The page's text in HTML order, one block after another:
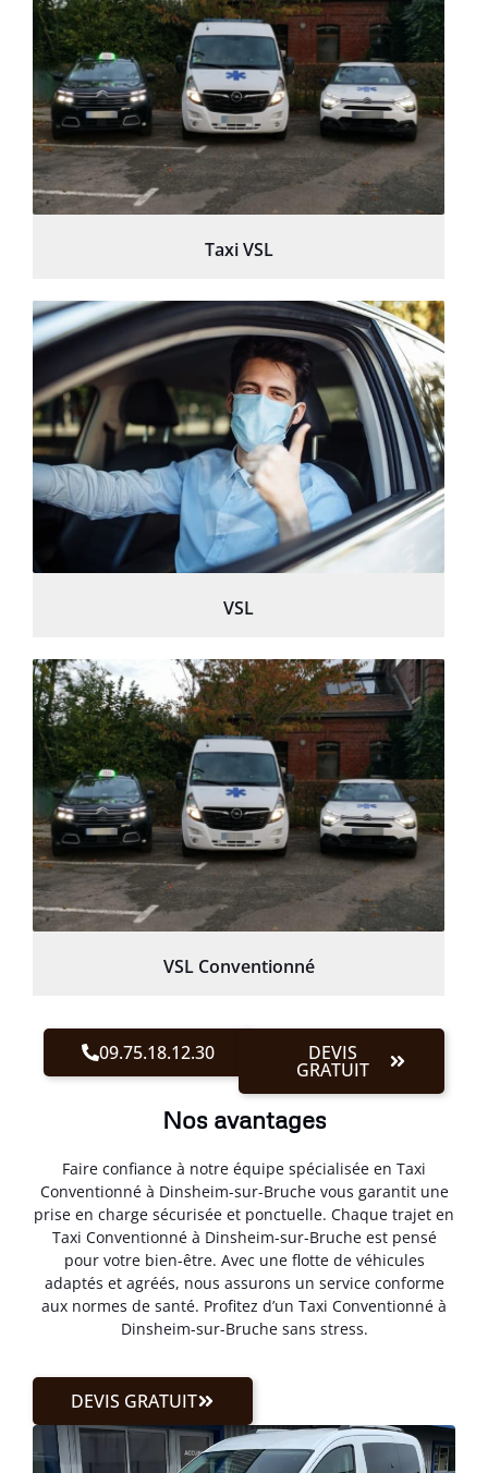
Taxi VSL
VSL
VSL Conventionné
09.75.18.12.30 DEVIS
GRATUIT
Nos avantages
Faire confiance à notre équipe spécialisée en Taxi
Conventionné à Dinsheim-sur-Bruche vous garantit une
prise en charge sécurisée et ponctuelle. Chaque trajet en
Taxi Conventionné à Dinsheim-sur-Bruche est pensé
pour votre bien-être. Avec une flotte de véhicules
adaptés et agréés, nous assurons un service conforme
aux normes de santé. Profitez d’un Taxi Conventionné à
Dinsheim-sur-Bruche sans stress.
DEVIS GRATUIT